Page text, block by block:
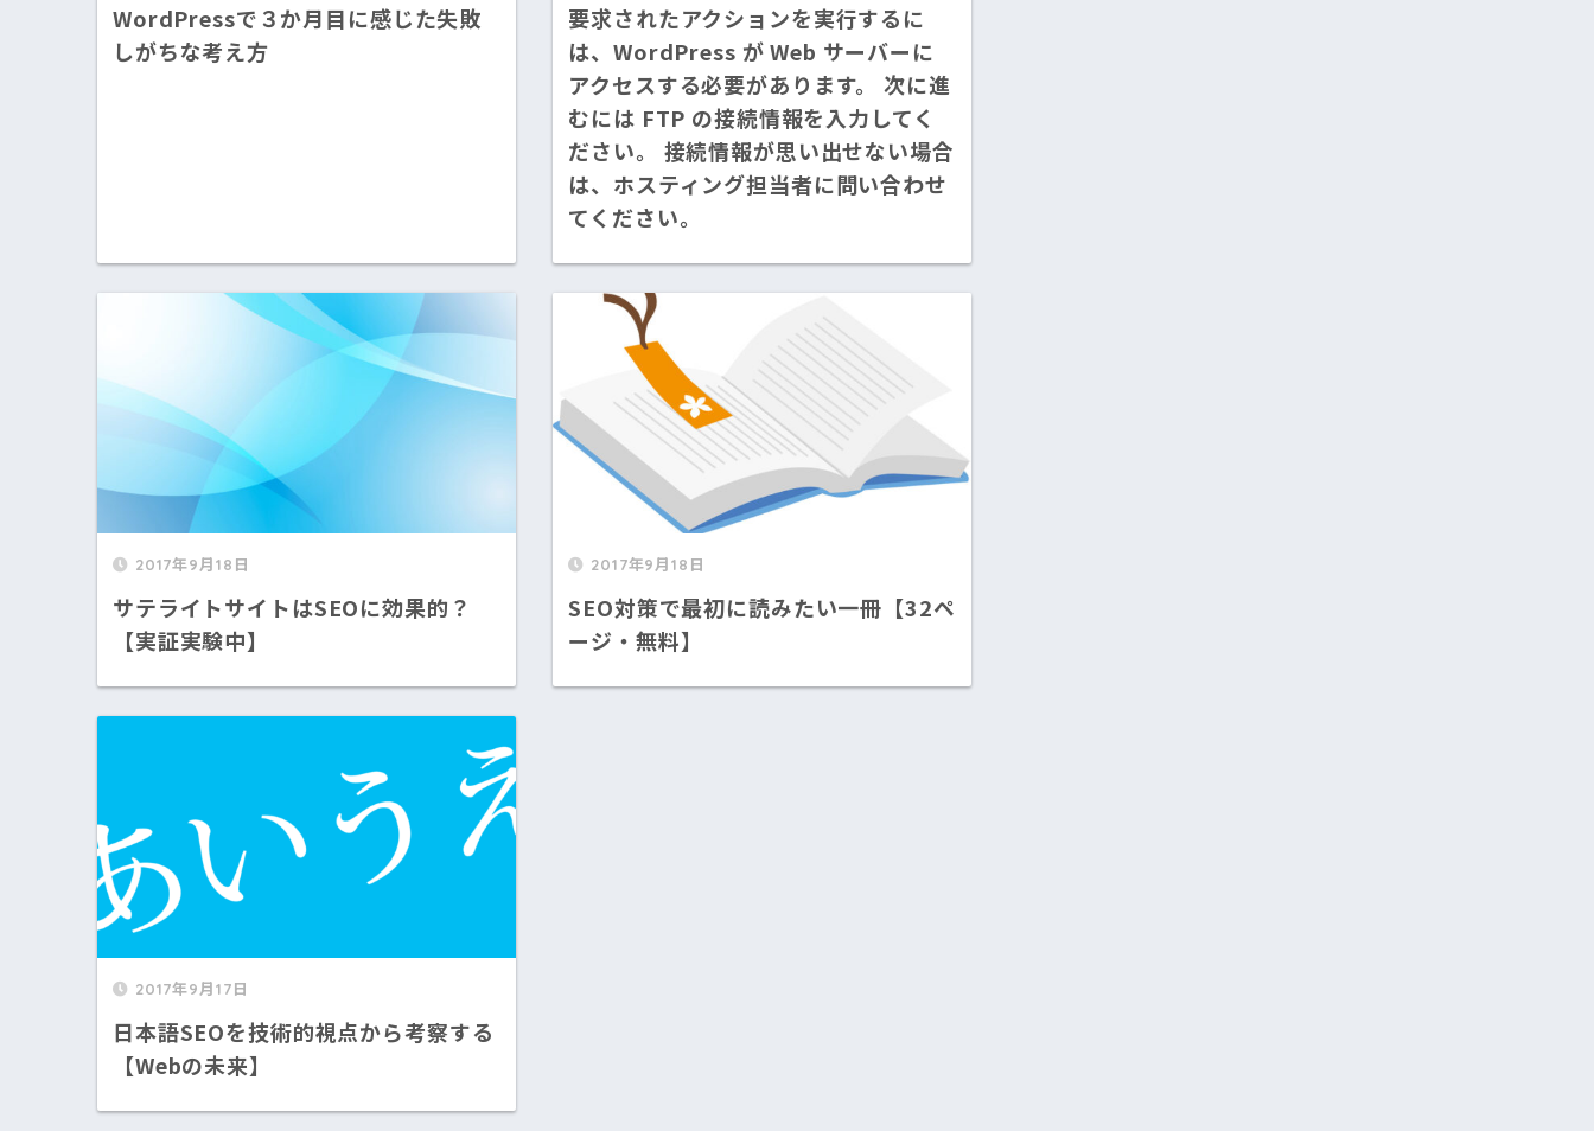
WordPressで３か月目に感じた失敗
しがちな考え方
要求されたアクションを実行するに
は、WordPress が Web サーバーに
アクセスする必要があります。 次に進
むには FTP の接続情報を入力してく
ださい。 接続情報が思い出せない場合
は、ホスティング担当者に問い合わせ
てください。
2017年9月18日
サテライトサイトはSEOに効果的？
【実証実験中】
2017年9月18日
SEO対策で最初に読みたい一冊【32ペ
ージ・無料】
2017年9月17日
日本語SEOを技術的視点から考察する
【Webの未来】